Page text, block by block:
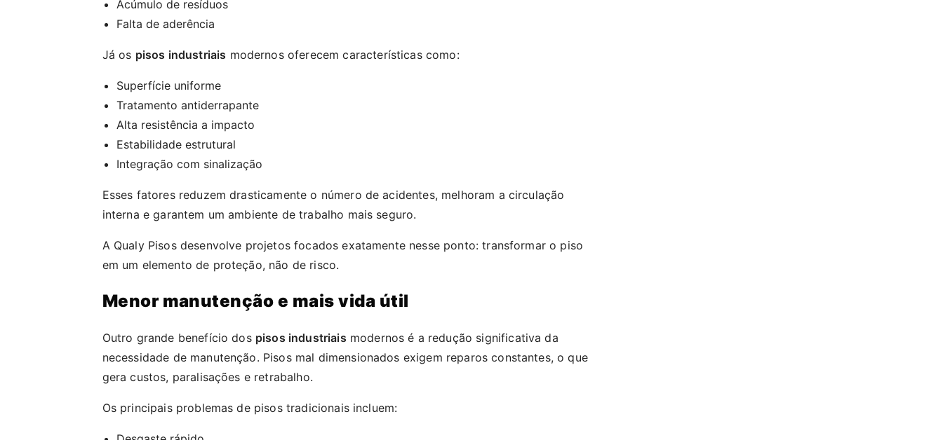
Acúmulo de resíduos
Falta de aderência
Já os pisos industriais modernos oferecem características como:
Superfície uniforme
Tratamento antiderrapante
Alta resistência a impacto
Estabilidade estrutural
Integração com sinalização
Esses fatores reduzem drasticamente o número de acidentes, melhoram a circulação
interna e garantem um ambiente de trabalho mais seguro.
A Qualy Pisos desenvolve projetos focados exatamente nesse ponto: transformar o piso
em um elemento de proteção, não de risco.
Menor manutenção e mais vida útil
Outro grande benefício dos pisos industriais modernos é a redução significativa da
necessidade de manutenção. Pisos mal dimensionados exigem reparos constantes, o que
gera custos, paralisações e retrabalho.
Os principais problemas de pisos tradicionais incluem: